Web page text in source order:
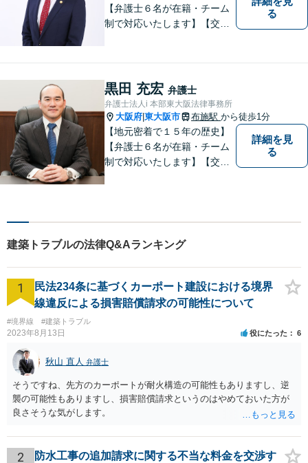
題解決へ導きます
【弁護士６名が在籍・チーム
制で対応いたします】【交通
駅前店５階】お悩みは【弁護
士法人ｉ 東大阪法律事務所】
におまかせください！
る
黒田 充宏 弁護士
弁護士法人i 本部東大阪法律事務所
大阪府 東大阪市 布施駅 から徒歩1分
【地元密着で１５年の歴史】
【弁護士６名が在籍・チーム
制で対応いたします】【交通
駅前店５階】 お悩みは【弁護
士法人ｉ 東大阪法律事務
所 】におまかせください！
詳細を見
る
建築トラブルの法律Q&Aランキング
1
民法234条に基づくカーポート建設における境界
線違反による損害賠償請求の可能性について
#境界線 #建築トラブル
2023年8月13日 役にたった 6
秋山 直人 弁護士
そうですね、先方のカーポートが耐火構造の可能性もありますし、逆
襲の可能性もありますし、損害賠償請求というのはやめておいた方が
良さそうな気がします。
2
防水工事の追加請求に関する不当な料金を交渉す